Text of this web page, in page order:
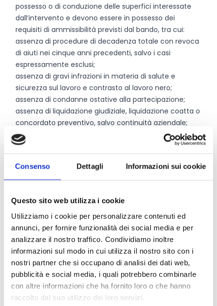
Consenso Dettagli Informazioni sui cookie
Questo sito web utilizza i cookie
Utilizziamo i cookie per personalizzare contenuti ed
annunci, per fornire funzionalità dei social media e per
analizzare il nostro traffico. Condividiamo inoltre
informazioni sul modo in cui utilizza il nostro sito con i
nostri partner che si occupano di analisi dei dati web,
pubblicità e social media, i quali potrebbero combinarle
con altre informazioni che ha fornito loro o che hanno
raccolto dal suo utilizzo dei loro servizi.
possesso o di conduzione delle superfici interessate
dall’intervento e devono essere in possesso dei
requisiti di ammissibilità previsti dal bando, tra cui:
assenza di procedure di decadenza totale con revoca
di aiuti nei cinque anni precedenti, salvo i casi
espressamente esclusi;
assenza di gravi infrazioni in materia di salute e
sicurezza sul lavoro e contrasto al lavoro nero;
assenza di condanne ostative alla partecipazione;
assenza di liquidazione giudiziale, liquidazione coatta o
concordato preventivo, salvo continuità aziendale;
regolarità contributiva (DURC).
Nel caso di soggetti collettivi, il gruppo deve essere
ammissibilità del beneficiario, degli investimenti e dei
criteri di selezione devono essere rispettati da ogni
progetto o la decurtazione dei punteggi non spettanti.
Entità del contributo
La dotazione finanziaria complessiva ammonta a
5.000.000 Euro.
La forma di sostegno prevista è la sovvenzione in
conto capitale, con aliquota pari al 100% per tutte le